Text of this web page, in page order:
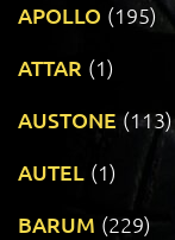
APOLLO (195)
ATTAR (1)
AUSTONE (113)
AUTEL (1)
BARUM (229)